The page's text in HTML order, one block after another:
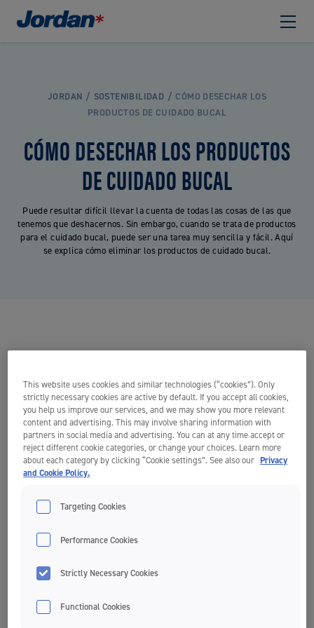
JORDAN SOSTENIBILIDAD
CÓMO DESECHAR LOS
PRODUCTOS DE CUIDADO BUCAL
CÓMO DESECHAR LOS PRODUCTOS
DE CUIDADO BUCAL
Puede resultar difícil llevar la cuenta de todas las cosas de las que
tenemos que deshacernos. Sin embargo, cuando se trata de productos
para el cuidado bucal, puede ser una tarea muy sencilla y fácil. Aquí
se explica cómo eliminar los productos de cuidado bucal.
This website uses cookies and similar technologies (“cookies”). Only
strictly necessary cookies are active by default. If you accept all cookies,
you help us improve our services, and we may show you more relevant
content and advertising. This may involve sharing information with
partners in social media and advertising. You can at any time accept or
reject different cookie categories, or change your choices. Learn more
about each category by clicking “Cookie settings”. See also our Privacy
and Cookie Policy.
Targeting Cookies
Performance Cookies
Strictly Necessary Cookies
Functional Cookies